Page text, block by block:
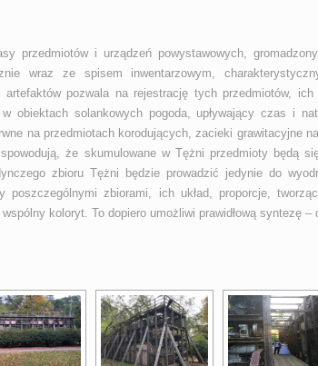
przedmiotów i urządzeń powystawowych,
wraz ze spisem inwentarzowym,
pozwala na rejestrację tych przedmiotów,
solankowych pogoda, upływający czas i
na przedmiotach korodujących, zacieki grawitacyjne
że skumu­lowane w Tężni przedmioty będą
zbioru Tężni będzie prowadzić jedynie do
poszczególnymi zbiora­mi, ich układ, proporcje,
koloryt. To dopiero umożliwi prawidłową syntezę –